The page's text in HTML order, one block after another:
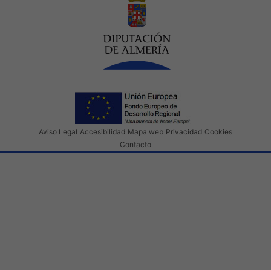
Aviso Legal Accesibilidad Mapa web Privacidad Cookies
Contacto